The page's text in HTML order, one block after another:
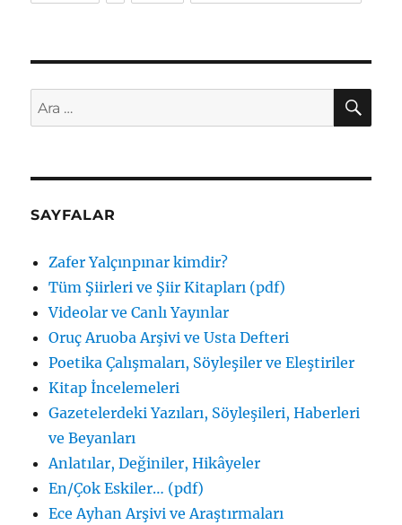
Ara:
SAYFALAR
Zafer Yalçınpınar kimdir?
Tüm Şiirleri ve Şiir Kitapları (pdf)
Videolar ve Canlı Yayınlar
Oruç Aruoba Arşivi ve Usta Defteri
Poetika Çalışmaları, Söyleşiler ve Eleştiriler
Kitap İncelemeleri
Gazetelerdeki Yazıları, Söyleşileri, Haberleri
ve Beyanları
Anlatılar, Değiniler, Hikâyeler
En/Çok Eskiler… (pdf)
Ece Ayhan Arşivi ve Araştırmaları